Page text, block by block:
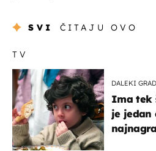
SVI ČITAJU OVO
TV
DALEKI GRAD
Ima tek
je jedan